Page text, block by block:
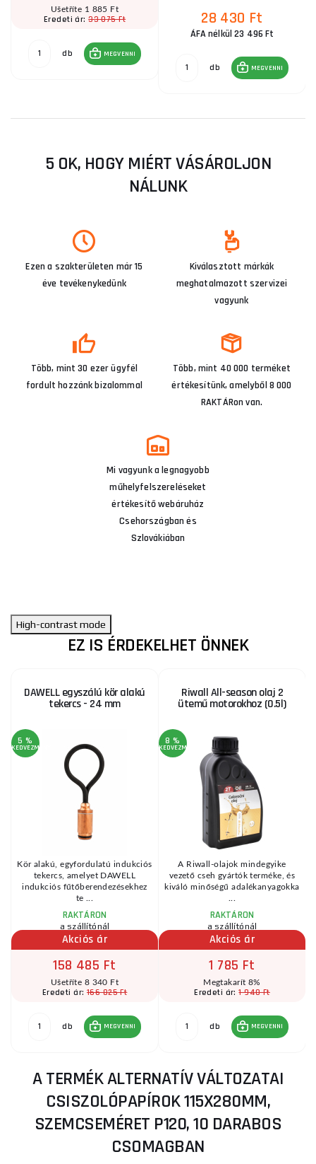
Ušetříte 1 885 Ft
Eredeti ár:33 075 Ft
db MEGVENNI
28 430 Ft
ÁFA nélkül 23 496 Ft
db MEGVENNI
5 OK, HOGY MIÉRT VÁSÁROLJON
NÁLUNK
Ezen a szakterületen már 15
éve tevékenykedünk
Kiválasztott márkák
meghatalmazott szervizei
vagyunk
Több, mint 30 ezer ügyfél
fordult hozzánk bizalommal
Több, mint 40 000 terméket
értékesítünk, amelyből 8 000
RAKTÁRon van.
Mi vagyunk a legnagyobb
műhelyfelszereléseket
értékesítő webáruház
Csehországban és
Szlovákiában
High-contrast mode
EZ IS ÉRDEKELHET ÖNNEK
DAWELL egyszálú kör alakú
tekercs - 24 mm
5 %
KEDVEZMÉNY
Kör alakú, egyfordulatú indukciós
tekercs, amelyet DAWELL
indukciós fűtőberendezésekhez
te ...
RAKTÁRON
a szállítónál
Akciós ár
158 485 Ft
Ušetříte 8 340 Ft
Eredeti ár: 166 825 Ft
db MEGVENNI
Riwall All-season olaj 2
ütemű motorokhoz (0.5l)
8 %
KEDVEZMÉNY
A Riwall-olajok mindegyike
vezető cseh gyártók terméke, és
kiváló minőségű adalékanyagokka
RAKTÁRON
a szállítónál
Akciós ár
1 785 Ft
Megtakarít 8%
Eredeti ár:1 940 Ft
db MEGVENNI
A TERMÉK ALTERNATÍV VÁLTOZATAI
CSISZOLÓPAPÍROK 115X280MM,
SZEMCSEMÉRET P120, 10 DARABOS
CSOMAGBAN